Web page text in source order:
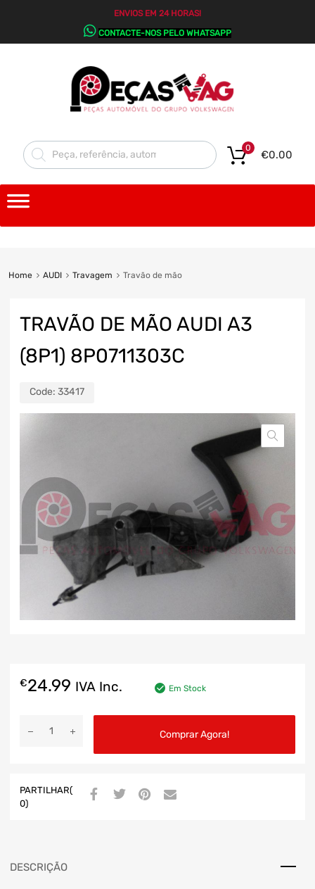
ENVIOS EM 24 HORAS!
CONTACTE-NOS PELO WHATSAPP
€0.00
0
Home AUDI Travagem Travão de mão
TRAVÃO DE MÃO AUDI A3
(8P1) 8P0711303C
Code: 33417
€24.99 IVA Inc. Em Stock
Comprar Agora!
PARTILHAR(
0)
DESCRIÇÃO